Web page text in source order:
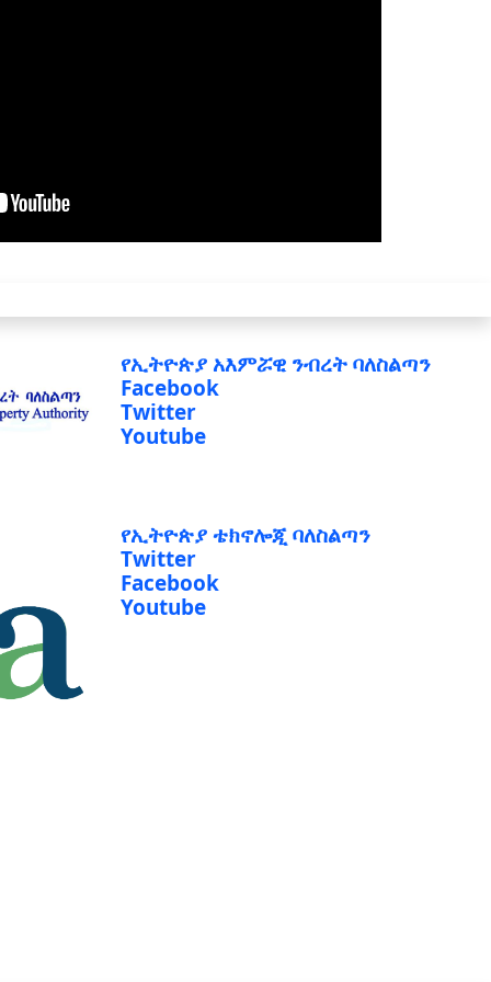
የኢትዮጵያ አእምሯዊ ንብረት ባለስልጣን
Facebook
Twitter
Youtube
የኢትዮጵያ ቴክኖሎጂ ባለስልጣን
Twitter
Facebook
Youtube